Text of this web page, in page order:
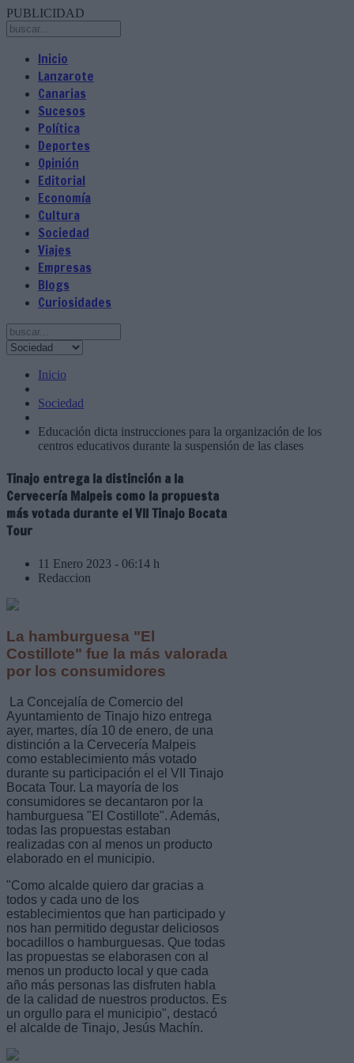
PUBLICIDAD
Inicio
Lanzarote
Canarias
Sucesos
Política
Deportes
Opinión
Editorial
Economía
Cultura
Sociedad
Viajes
Empresas
Blogs
Curiosidades
Inicio
Sociedad
Educación dicta instrucciones para la organización de los
centros educativos durante la suspensión de las clases
Tinajo entrega la distinción a la
Cervecería Malpeis como la propuesta
más votada durante el VII Tinajo Bocata
Tour
11 Enero 2023 - 06:14 h
Redaccion
La hamburguesa "El
Costillote" fue la más valorada
por los consumidores
La Concejalía de Comercio del
Ayuntamiento de Tinajo hizo entrega
ayer, martes, día 10 de enero, de una
distinción a la Cervecería Malpeis
como establecimiento más votado
durante su participación el el VII Tinajo
Bocata Tour. La mayoría de los
consumidores se decantaron por la
hamburguesa "El Costillote". Además,
todas las propuestas estaban
realizadas con al menos un producto
elaborado en el municipio.
"Como alcalde quiero dar gracias a
todos y cada uno de los
establecimientos que han participado y
nos han permitido degustar deliciosos
bocadillos o hamburguesas. Que todas
las propuestas se elaborasen con al
menos un producto local y que cada
año más personas las disfruten habla
de la calidad de nuestros productos. Es
un orgullo para el municipio", destacó
el alcalde de Tinajo, Jesús Machín.